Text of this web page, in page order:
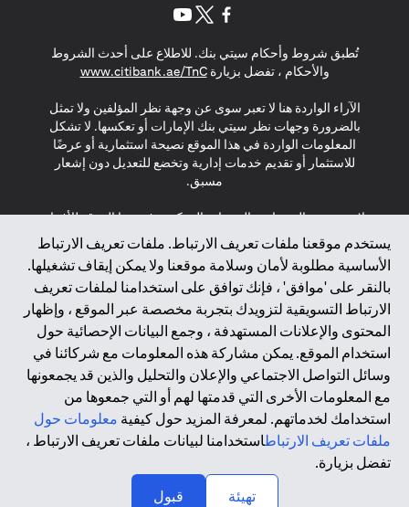
يستخدم موقعنا ملفات تعريف الارتباط. ملفات تعريف الارتباط
الأساسية مطلوبة لأمان وسلامة موقعنا ولا يمكن إيقاف تشغيلها.
بالنقر على 'موافق' ، فإنك توافق على استخدامنا لملفات تعريف
الارتباط التسويقية لتزويدك بتجربة مخصصة عبر الموقع ، وإظهار
المحتوى والإعلانات المستهدفة ، وجمع البيانات الإحصائية حول
استخدام الموقع. يمكن مشاركة هذه المعلومات مع شركائنا في
وسائل التواصل الاجتماعي والإعلان والتحليل والذين قد يجمعونها
مع المعلومات الأخرى التي قدمتها لهم أو التي جمعوها من
استخدامك لخدماتهم. لمعرفة المزيد حول كيفية معلومات حول
ملفات تعريف الارتباطاستخدامنا لبيانات ملفات تعريف الارتباط ،
تفضل بزيارة.
تهيئة
قبول
تُطبق شروط وأحكام سيتي بنك. للاطلاع على أحدث الشروط
والأحكام ، تفضل بزيارةwww.citibank.ae/TnC
(opens in a new tab)
الآراء الواردة هنا لا تعبر سوى عن وجهة نظر المؤلفين ولا تمثل
بالضرورة وجهات نظر سيتي بنك الإمارات أو تعكسها. لا تشكل
المعلومات الواردة في هذا الموقع نصيحة استثمارية أو عرضًا
للاستثمار أو تقديم خدمات إدارية وتخضع للتعديل دون إشعار
مسبق.
لا يتم تقديم المنتجات والخدمات المذكورة في هذا الموقع للأفراد
المقيمين في الاتحاد الأوروبي أو المنطقة الاقتصادية الأوروبية أو
سويسرا أو غيرنسي أو جيرسي أو موناكو أو سان مارينو أو
الفاتيكان أو جزيرة مان أو المملكة المتحدة أو خصوصية البيانات
(لائحة حماية البيانات العامة \ قانون حماية البيانات الشخصية
العامة \ قانون خصوصية نيوزيلندا). المحتوى الموجود في هذه
الصفحة ليس ولا ينبغي تفسيره على أنه عرض أو دعوة أو دعوة
لشراء أو بيع أي من المنتجات والخدمات المذكورة هنا لمثل هؤلاء
الأفراد.
*GDPR – اللائحة العامة لحماية البيانات؛ * LGPD – Lei Geral de
Proteção de Dados Pessoais ; *NZPA – قانون الخصوصية
النيوزيلندي
2025 citibank.ae